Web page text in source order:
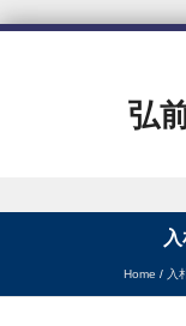
弘
Home / 入